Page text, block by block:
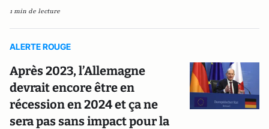
1 min de lecture
ALERTE ROUGE
Après 2023, l’Allemagne
devrait encore être en
récession en 2024 et ça ne
sera pas sans impact pour la